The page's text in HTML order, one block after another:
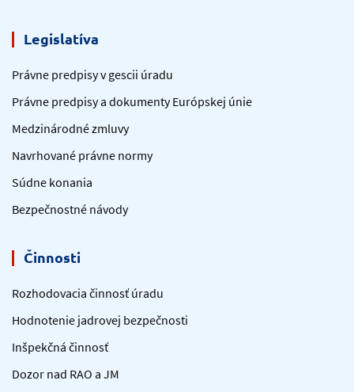
Legislatíva
Právne predpisy v gescii úradu
Právne predpisy a dokumenty Európskej únie
Medzinárodné zmluvy
Navrhované právne normy
Súdne konania
Bezpečnostné návody
Činnosti
Rozhodovacia činnosť úradu
Hodnotenie jadrovej bezpečnosti
Inšpekčná činnosť
Dozor nad RAO a JM